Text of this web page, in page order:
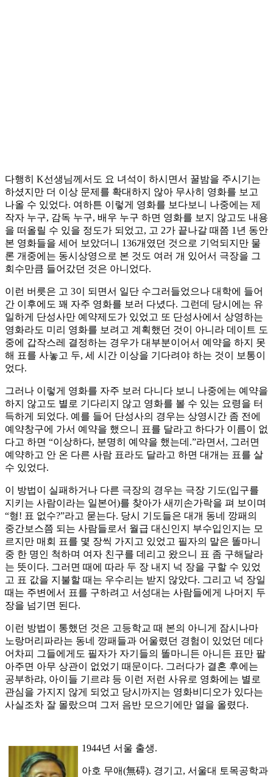
다행히 K선생님께서도 요 녀석이 하시면서 꿀밤을 주시기는
하셨지만 더 이상 문제를 확대하지 않아 무사히 영화를 보고
나올 수 있었다. 여하튼 이렇게 영화를 보다보니 나중에는 제
작자 누구, 감독 누구, 배우 누구 하면 영화를 보지 않고도 내용
을 떠올릴 수 있을 정도가 되었고, 고 2가 끝나갈 때쯤 1년 동안
본 영화들을 세어 보았더니 136개였던 것으로 기억되지만 물
론 개중에는 동시상영으로 본 것도 여러 개 있어서 극장을 그
회수만큼 들어갔던 것은 아니었다.
이런 버릇은 고 3이 되면서 일단 수그러들었으나 대학에 들어
간 이후에도 꽤 자주 영화를 보러 다녔다. 그런데 당시에는 유
일하게 단성사만 예약제도가 있었고 또 단성사에서 상영하는
영화라도 미리 영화를 보려고 계획했던 것이 아니라 데이트 도
중에 갑작스레 결정하는 경우가 대부분이어서 예약을 하지 못
해 표를 사놓고 두, 세 시간 이상을 기다려야 하는 것이 보통이
었다.
그러나 이렇게 영화를 자주 보러 다니다 보니 나중에는 예약을
하지 않고도 별로 기다리지 않고 영화를 볼 수 있는 요령을 터
득하게 되었다. 예를 들어 단성사의 경우는 상영시간 좀 전에
예약창구에 가서 예약을 했으니 표를 달라고 하다가 이름이 없
다고 하면 “이상하다, 분명히 예약을 했는데.”라면서, 그러면
예약하고 안 온 다른 사람 표라도 달라고 하면 대개는 표를 살
수 있었다.
이 방법이 실패하거나 다른 극장의 경우는 극장 기도(입구를
지키는 사람이라는 일본어)를 찾아가 새끼손가락을 펴 보이며
“형! 표 없수?”라고 묻는다. 당시 기도들은 대개 동네 깡패의
중간보스쯤 되는 사람들로서 월급 대신인지 부수입인지는 모
르지만 매회 표를 몇 장씩 가지고 있었고 필자의 말은 똘마니
중 한 명인 척하며 여자 친구를 데리고 왔으니 표 좀 구해달라
는 뜻이다. 그러면 때에 따라 두 장 내지 넉 장을 구할 수 있었
고 표 값을 지불할 때는 우수리는 받지 않았다. 그리고 넉 장일
때는 주변에서 표를 구하려고 서성대는 사람들에게 나머지 두
장을 넘기면 된다.
이런 방법이 통했던 것은 고등학교 때 본의 아니게 잠시나마
노랑머리파라는 동네 깡패들과 어울렸던 경험이 있었던 데다
어차피 그들에게도 필자가 자기들의 똘마니든 아니든 표만 팔
아주면 아무 상관이 없었기 때문이다. 그러다가 결혼 후에는
공부하랴, 아이들 기르랴 등 이런 저런 사유로 영화에는 별로
관심을 가지지 않게 되었고 당시까지는 영화비디오가 있다는
사실조차 잘 몰랐으며 그저 음반 모으기에만 열을 올렸다.
1944년 서울 출생.
아호 무애(無碍). 경기고, 서울대 토목공학과